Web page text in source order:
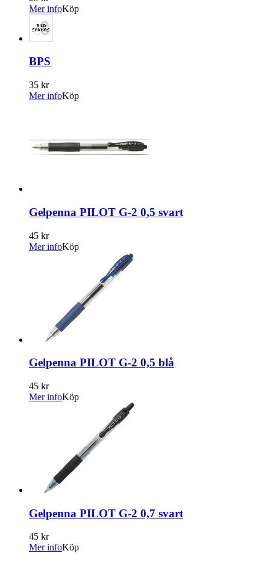
Mer infoKöp
BPS
35 kr
Mer infoKöp
Gelpenna PILOT G-2 0,5 svart
45 kr
Mer infoKöp
Gelpenna PILOT G-2 0,5 blå
45 kr
Mer infoKöp
Gelpenna PILOT G-2 0,7 svart
45 kr
Mer infoKöp